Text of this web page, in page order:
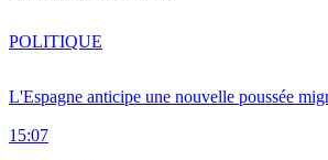
L'Espagne anticipe une nouvelle poussée
15:07
POLITIQUE